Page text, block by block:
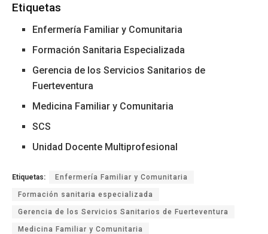
Etiquetas
Enfermería Familiar y Comunitaria
Formación Sanitaria Especializada
Gerencia de los Servicios Sanitarios de
Fuerteventura
Medicina Familiar y Comunitaria
SCS
Unidad Docente Multiprofesional
Etiquetas: Enfermería Familiar y Comunitaria
Formación sanitaria especializada
Gerencia de los Servicios Sanitarios de Fuerteventura
Medicina Familiar y Comunitaria